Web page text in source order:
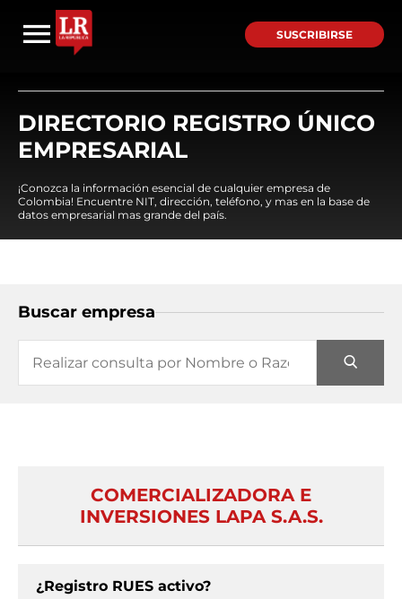
SUSCRIBIRSE
DIRECTORIO REGISTRO ÚNICO
EMPRESARIAL
¡Conozca la información esencial de cualquier empresa de
Colombia! Encuentre NIT, dirección, teléfono, y mas en la base de
datos empresarial mas grande del país.
Buscar empresa
COMERCIALIZADORA E
INVERSIONES LAPA S.A.S.
¿Registro RUES activo?